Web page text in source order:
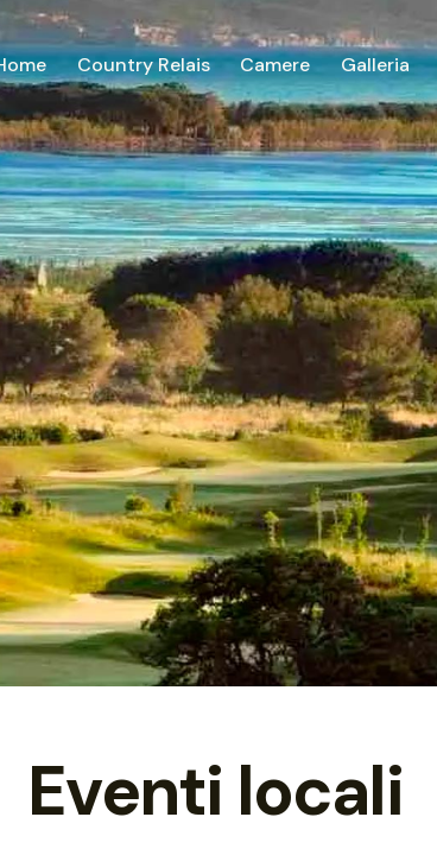
Country Relais Camere Galleria
Eventi locali